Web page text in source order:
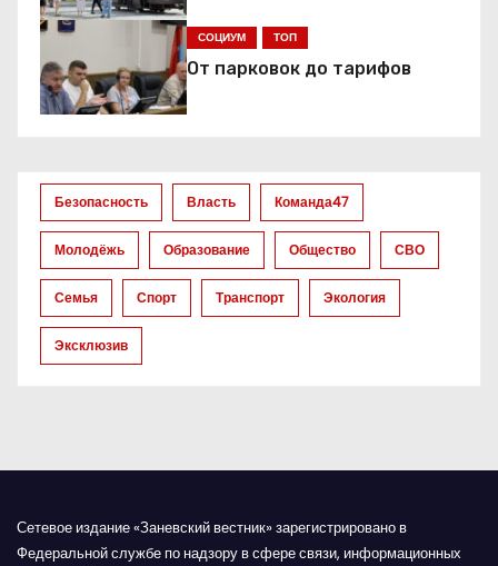
я
п
о
а
п
СОЦИУМ ТОП
От парковок до тарифов
Безопасность Власть Команда47
Молодёжь Образование Общество СВО
Семья Спорт Транспорт Экология
Эксклюзив
Сетевое издание «Заневский вестник» зарегистрировано в
Федеральной службе по надзору в сфере связи, информационных